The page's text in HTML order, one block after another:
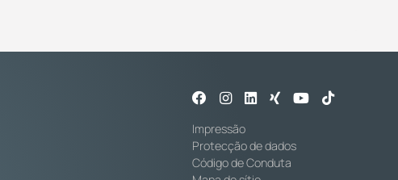
Impressão
Protecção de dados
Código de Conduta